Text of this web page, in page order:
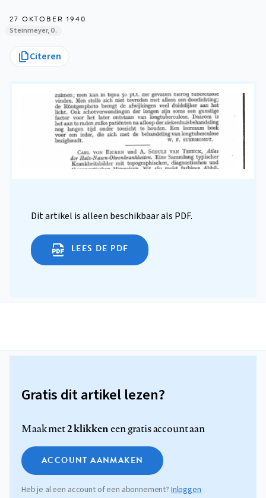
27 OKTOBER 1940
Steinmeyer, O.
Citeren
Dit artikel is alleen beschikbaar als PDF.
LEES DE PDF
Gratis dit artikel lezen?
Maak met2 klikkeneen gratis account aan
ACCOUNT AANMAKEN
Heb je al een account of een abonnement? Inloggen